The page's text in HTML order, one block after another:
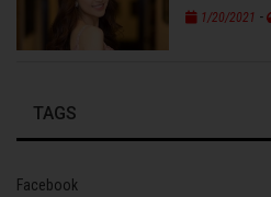
1/20/2021 -
TAGS
Facebook